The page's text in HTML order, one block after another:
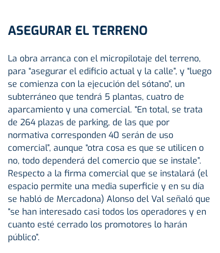
ASEGURAR EL TERRENO
La obra arranca con el micropilotaje del terreno,
para “asegurar el edificio actual y la calle”, y “luego
se comienza con la ejecución del sótano”, un
subterráneo que tendrá 5 plantas, cuatro de
aparcamiento y una comercial. “En total, se trata
de 264 plazas de parking, de las que por
normativa corresponden 40 serán de uso
comercial”, aunque “otra cosa es que se utilicen o
no, todo dependerá del comercio que se instale”.
Respecto a la firma comercial que se instalará (el
espacio permite una media superficie y en su día
se habló de Mercadona) Alonso del Val señaló que
“se han interesado casi todos los operadores y en
cuanto esté cerrado los promotores lo harán
público”.